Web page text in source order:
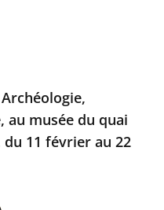
au musée du quai
du 11 février au 22